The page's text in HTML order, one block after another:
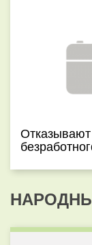
Отказывают